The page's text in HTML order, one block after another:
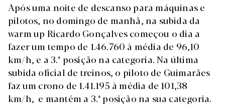
Após uma noite de descanso para máquinas e
pilotos, no domingo de manhã, na subida da
warm up Ricardo Gonçalves começou o dia a
fazer um tempo de 1.46.760 à média de 96,10
km/h, e a 3.ª posição na categoria. Na última
subida oficial de treinos, o piloto de Guimarães
faz um crono de 1.41.195 à média de 101,38
km/h, e mantém a 3.ª posição na sua categoria.